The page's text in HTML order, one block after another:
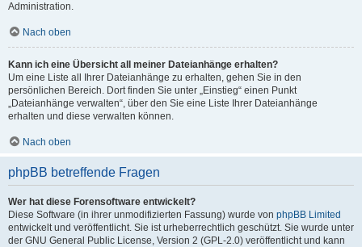
Administration.
Nach oben
Kann ich eine Übersicht all meiner Dateianhänge erhalten?
Um eine Liste all Ihrer Dateianhänge zu erhalten, gehen Sie in den
persönlichen Bereich. Dort finden Sie unter „Einstieg“ einen Punkt
„Dateianhänge verwalten“, über den Sie eine Liste Ihrer Dateianhänge
erhalten und diese verwalten können.
Nach oben
phpBB betreffende Fragen
Wer hat diese Forensoftware entwickelt?
Diese Software (in ihrer unmodifizierten Fassung) wurde von phpBB Limited
entwickelt und veröffentlicht. Sie ist urheberrechtlich geschützt. Sie wurde unter
der GNU General Public License, Version 2 (GPL-2.0) veröffentlicht und kann